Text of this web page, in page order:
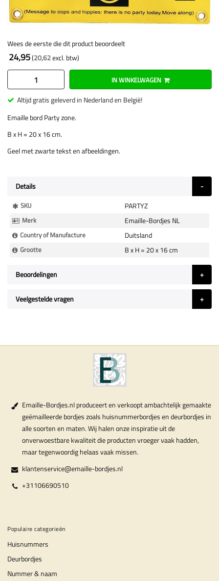
Wees de eerste die dit product beoordeelt
24,95 20,62
IN WINKELWAGEN
Altijd gratis geleverd in Nederland en België!
Emaille bord Party zone.
B x H = 20 x 16 cm.
Geel met zwarte tekst en afbeeldingen.
Details
Meer
Informatie
SKU PARTYZ
Merk Emaille-Bordjes NL
Country of Manufacture Duitsland
Grootte B x H = 20 x 16 cm
Beoordelingen
Veelgestelde vragen
Emaille-Bordjes.nl produceert en verkoopt ambachtelijk gemaakte
geëmailleerde bordjes zoals huisnummerbordjes en deurbordjes in
alle soorten en maten. Wij halen onze inspiratie uit de
onverwoestbare kwaliteit die producten vroeger vaak hadden,
maar tegenwoordig helaas vaak missen.
klantenservice@emaille-bordjes.nl
+31106690510
Populaire categorieën
Huisnummers
Deurbordjes
Nummer & naam